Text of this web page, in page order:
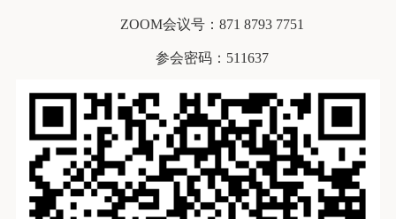
ZOOM会议号：871 8793 7751
参会密码：511637